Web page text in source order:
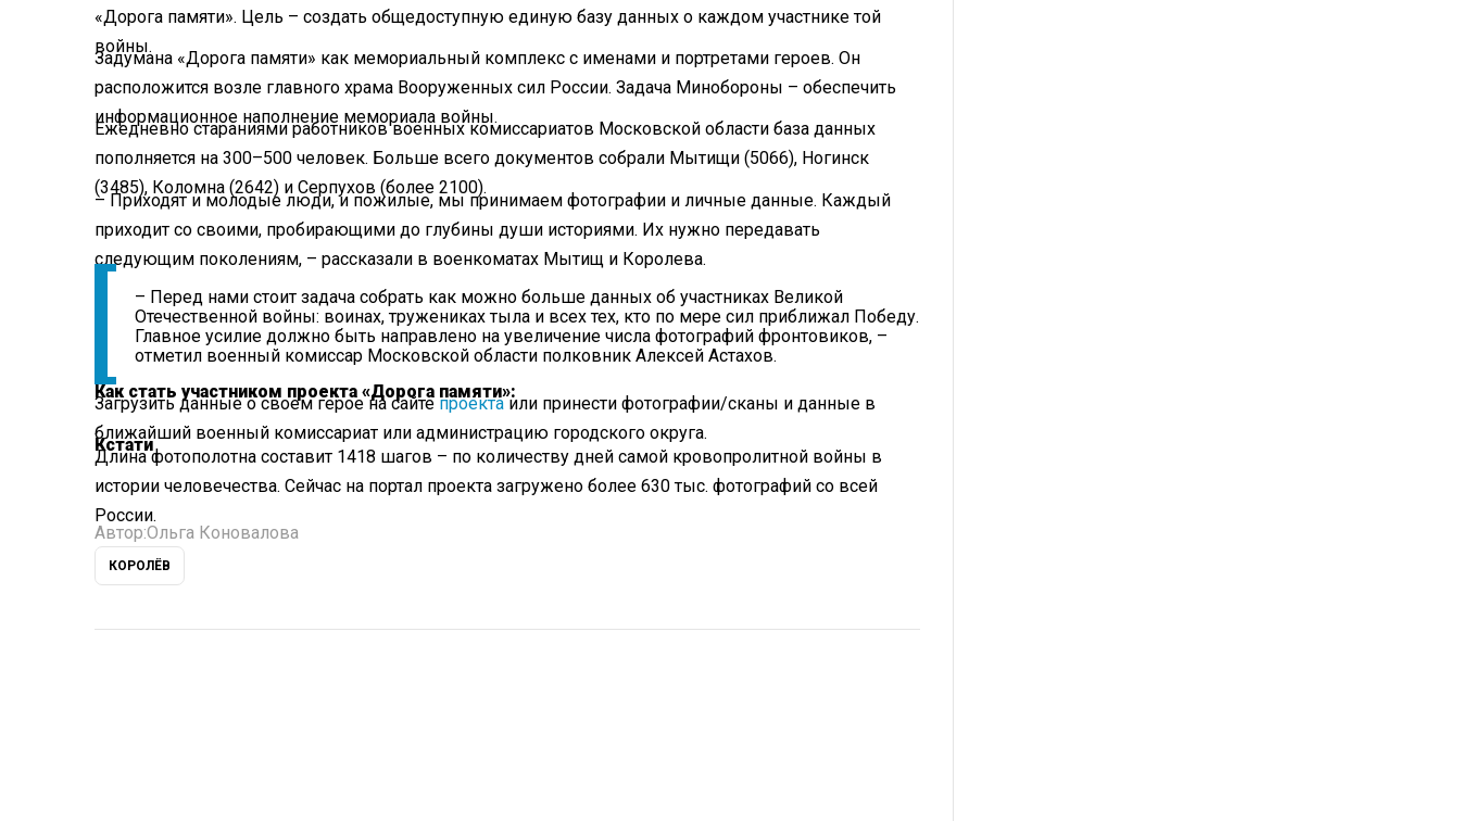
«Дорога памяти». Цель – создать общедоступную единую базу данных о каждом участнике той
войны.
Задумана «Дорога памяти» как мемориальный комплекс с именами и портретами героев. Он
расположится возле главного храма Вооруженных сил России. Задача Минобороны – обеспечить
информационное наполнение мемориала войны.
Ежедневно стараниями работников военных комиссариатов Московской области база данных
пополняется на 300–500 человек. Больше всего документов собрали Мытищи (5066), Ногинск
(3485), Коломна (2642) и Серпухов (более 2100).
– Приходят и молодые люди, и пожилые, мы принимаем фотографии и личные данные. Каждый
приходит со своими, пробирающими до глубины души историями. Их нужно передавать
следующим поколениям, – рассказали в военкоматах Мытищ и Королева.
– Перед нами стоит задача собрать как можно больше данных об участниках Великой
Отечественной войны: воинах, тружениках тыла и всех тех, кто по мере сил приближал Победу.
Главное усилие должно быть направлено на увеличение числа фотографий фронтовиков, –
отметил военный комиссар Московской области полковник Алексей Астахов.
Как стать участником проекта «Дорога памяти»:
Загрузить данные о своем герое на сайте проектаили принести фотографии/сканы и данные в
ближайший военный комиссариат или администрацию городского округа.
Кстати
Длина фотополотна составит 1418 шагов – по количеству дней самой кровопролитной войны в
истории человечества. Сейчас на портал проекта загружено более 630 тыс. фотографий со всей
России.
Автор:Ольга Коновалова
КОРОЛЁВ